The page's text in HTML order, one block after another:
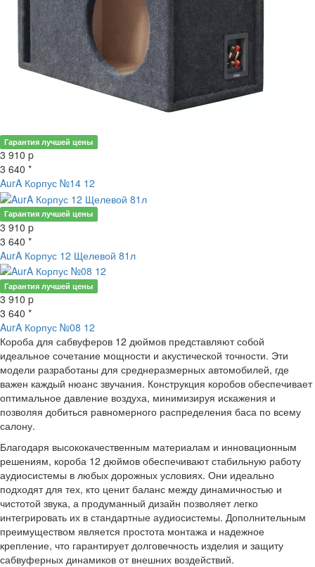
Гарантия лучшей цены
3 910 p
3 640 *
AurA Корпус №14 12
Гарантия лучшей цены
3 910 p
3 640 *
AurA Корпус 12 Щелевой 81л
Гарантия лучшей цены
3 910 p
3 640 *
AurA Корпус №08 12
Короба для сабвуферов 12 дюймов представляют собой
идеальное сочетание мощности и акустической точности. Эти
модели разработаны для среднеразмерных автомобилей, где
важен каждый нюанс звучания. Конструкция коробов обеспечивает
оптимальное давление воздуха, минимизируя искажения и
позволяя добиться равномерного распределения баса по всему
салону.
Благодаря высококачественным материалам и инновационным
решениям, короба 12 дюймов обеспечивают стабильную работу
аудиосистемы в любых дорожных условиях. Они идеально
подходят для тех, кто ценит баланс между динамичностью и
чистотой звука, а продуманный дизайн позволяет легко
интегрировать их в стандартные аудиосистемы. Дополнительным
преимуществом является простота монтажа и надежное
крепление, что гарантирует долговечность изделия и защиту
сабвуферных динамиков от внешних воздействий.